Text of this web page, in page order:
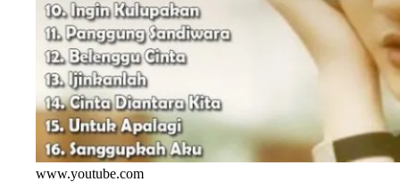
www.youtube.com